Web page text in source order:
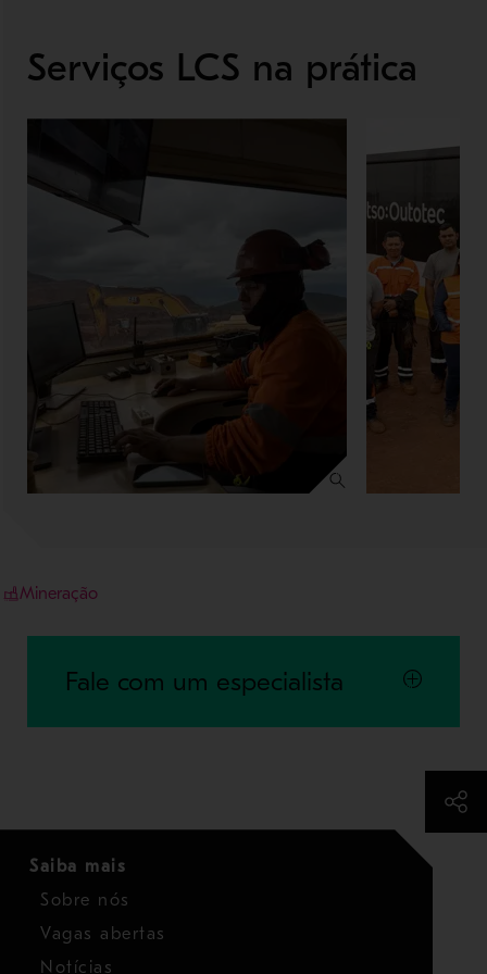
Serviços LCS na prática
Mineração
Fale com um especialista
Saiba mais
Sobre nós
Vagas abertas
Notícias